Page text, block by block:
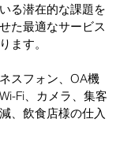
る潜在的な課題を
た最適なサービス
ます。
スフォン、OA機
Fi、カメラ、集客
、飲食店様の仕入